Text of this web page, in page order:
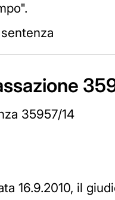
35957/14
16.9.2010, il